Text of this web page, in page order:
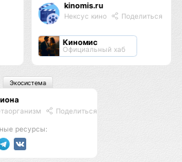
kinomis.ru
Нексус кино Поделиться
Киномис
Официальный хаб
Поделиться
ресурсы:
Экосистема